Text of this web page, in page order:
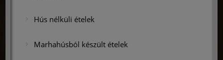
Hús nélküli ételek
Marhahúsból készült ételek